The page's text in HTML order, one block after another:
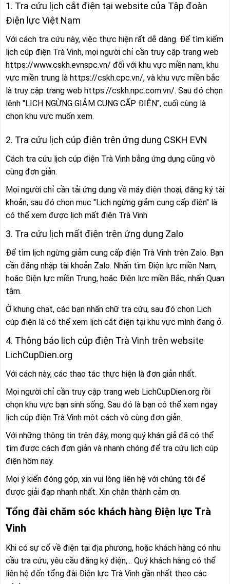
1. Tra cứu lịch cắt điện tại website của Tập đoàn
Điện lực Việt Nam
Với cách tra cứu này, việc thực hiện rất dễ dàng. Để tìm kiếm
lịch cúp điện Trà Vinh, mọi người chỉ cần truy cập trang web
https://www.cskh.evnspc.vn/ đối với khu vực miền nam, khu
vực miền trung là https://cskh.cpc.vn/, và khu vực miền bắc
là truy cập trang web https://cskh.npc.com.vn/. Sau đó chọn
lệnh "LỊCH NGỪNG GIẢM CUNG CẤP ĐIỆN", cuối cùng là
chọn khu vực muốn xem.
2. Tra cứu lịch cúp điện trên ứng dụng CSKH EVN
Cách tra cứu lịch cúp điện Trà Vinh bằng ứng dụng cũng vô
cùng đơn giản.
Mọi người chỉ cần tải ứng dụng về máy điện thoại, đăng ký tài
khoản, sau đó chọn mục "Lịch ngừng giảm cung cấp điện" là
có thể xem được lịch mất điện Trà Vinh
3. Tra cứu lịch mất điện trên ứng dụng Zalo
Để tìm lịch ngừng giảm cung cấp điện Trà Vinh trên Zalo. Bạn
cần đăng nhập tài khoản Zalo. Nhấn tìm Điện lực miền Nam,
hoặc Điện lực miền Trung, hoặc Điện lực miền Bắc, nhấn Quan
tâm.
Ở khung chat, các bạn nhấn chữ tra cứu, sau đó chọn Lịch
cúp điện là có thể xem lịch cắt điện tại khu vực mình đang ở.
4. Thông báo lịch cúp điện Trà Vinh trên website
LichCupDien.org
Với cách này, các thao tác thực hiện là đơn giản nhất.
Mọi người chỉ cần truy cập trang web LichCupDien.org rồi
chọn khu vực bạn sinh sống. Sau đó là bạn có thể xem ngay
lịch cúp điện Trà Vinh một cách vô cùng đơn giản.
Với những thông tin trên đây, mong quý khán giả đã có thể
tìm được cách đơn giản và nhanh chóng để tra cứu lịch cúp
điện hôm nay.
Mọi ý kiến đóng góp, xin vui lòng liên hệ với chúng tôi để
được giải đạp nhanh nhất. Xin chân thành cảm ơn.
Tổng đài chăm sóc khách hàng Điện lực Trà
Vinh
Khi có sự cố về điện tại địa phương, hoặc khách hàng có nhu
cầu tra cứu, yêu cầu đăng ký điện,... Quý khách hàng có thể
liên hệ đến tổng đài Điện lực Trà Vinh gần nhất theo các